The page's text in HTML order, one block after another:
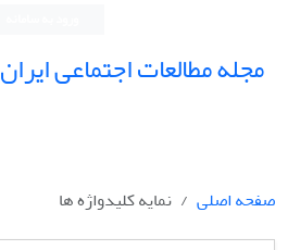
مجله مطالعات اجتماعی ایران
صفحه اصلی نمایه کلیدواژه ها